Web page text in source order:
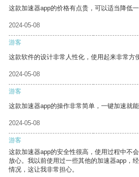
这款加速器app的价格有点贵，可以适当降低
2024-05-08
游客
这款软件的设计非常人性化，使用起来非常方
2024-05-08
游客
这款加速器app的操作非常简单，一键加速就能
2024-05-08
游客
这款加速器app的安全性很高，使用过程中不
放心。我以前使用过一些其他的加速器app，
情况，这让我非常担心。